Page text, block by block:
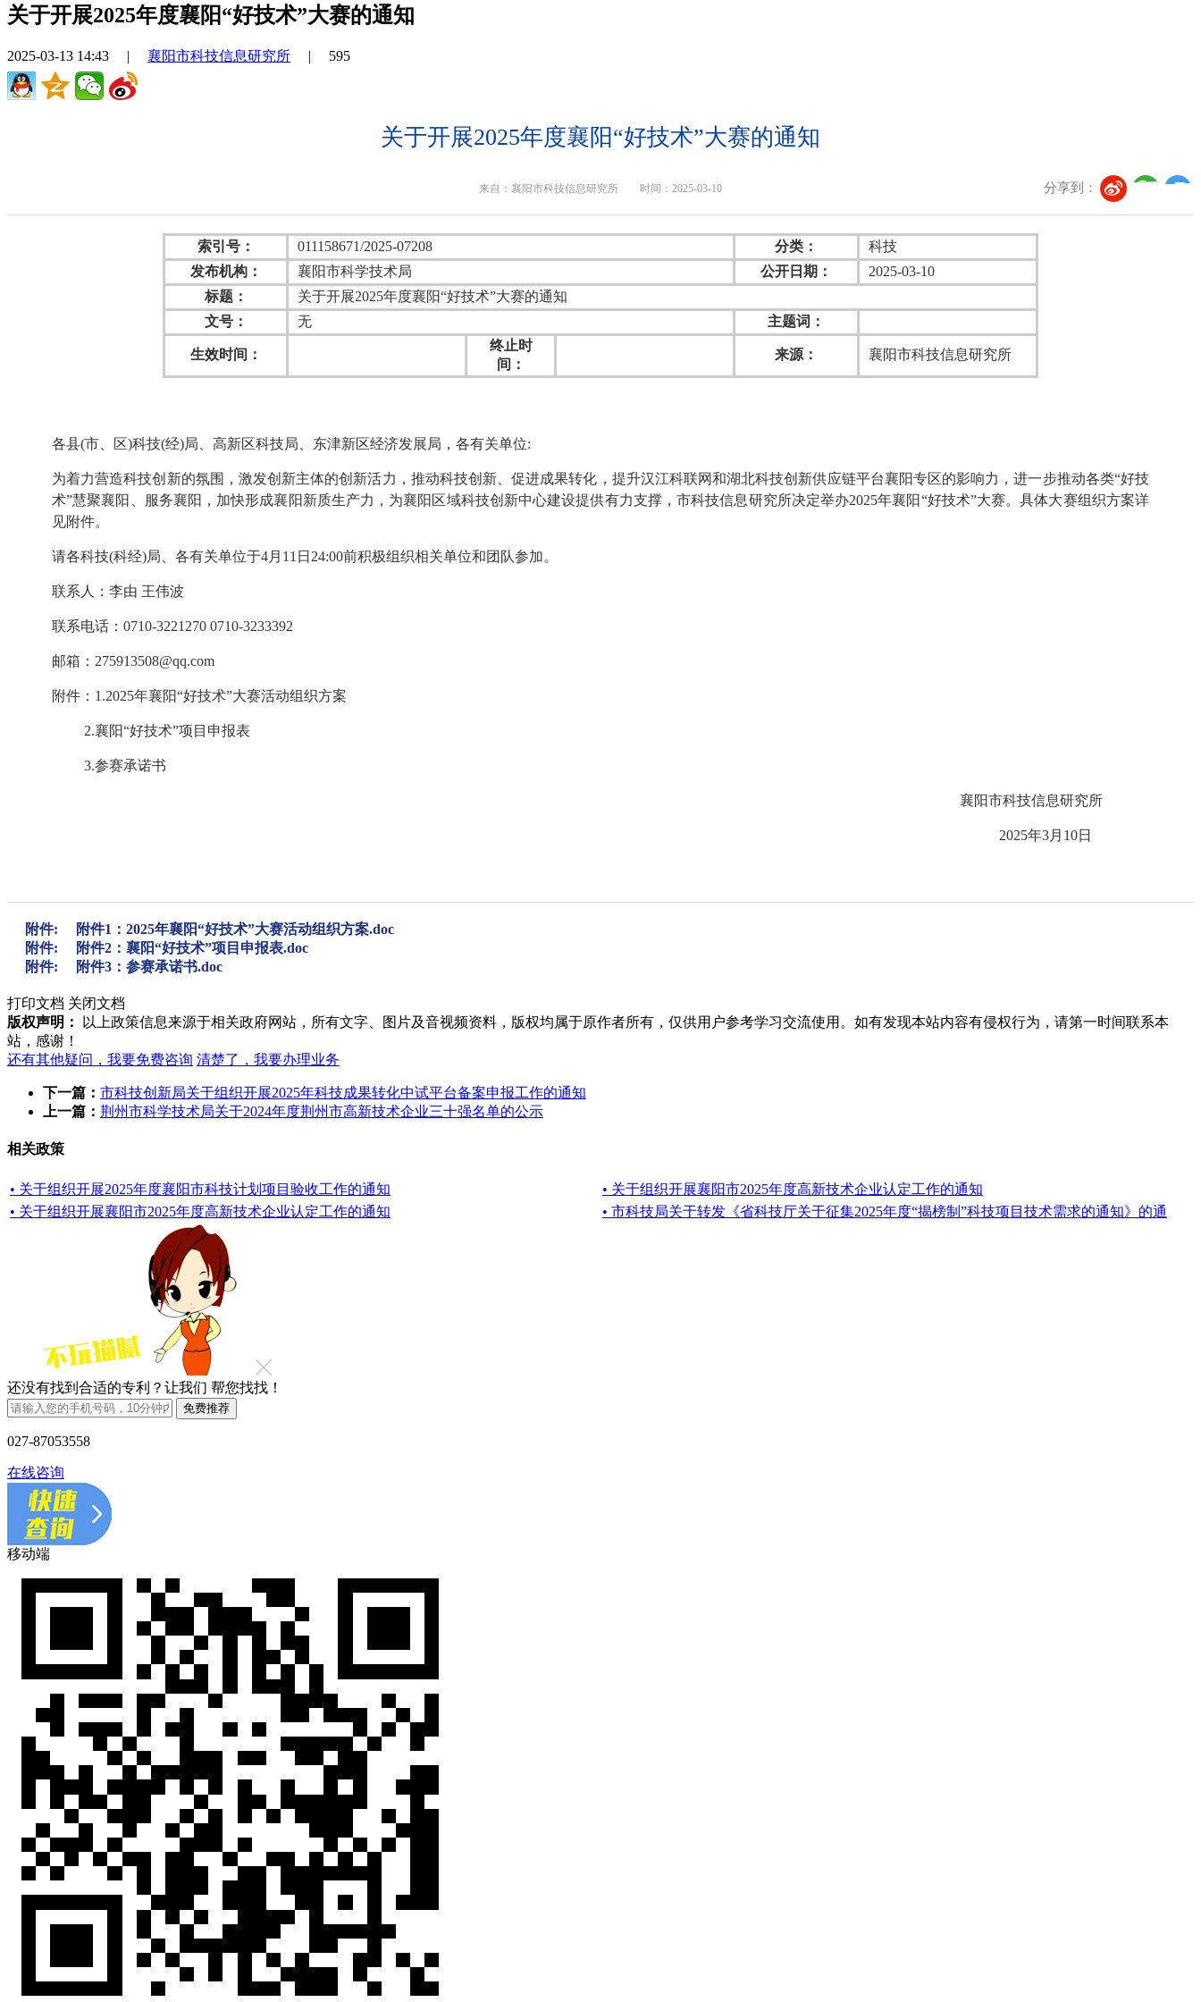
关于开展2025年度襄阳“好技术”大赛的通知
2025-03-13 14:43 | 襄阳市科技信息研究所 | 595
关于开展2025年度襄阳“好技术”大赛的通知
来自：襄阳市科技信息研究所 时间：2025-03-10 分享到：
索引号： 011158671/2025-07208 分类：
科技
发布机构：
襄阳市科学技术局 公开日期：
2025-03-10
标题：
关于开展2025年度襄阳“好技术”大赛的通知
文号：
无 主题词：
生效时间：
终止时
间：
来源： 襄阳市科技信息研究所
各县(市、区)科技(经)局、高新区科技局、东津新区经济发展局 ， 各有关单位:
为着力营造科技创新的氛围，激发创新主体的创新活力，推动科技创新、促进成果转化，提升汉江科联网和湖北科技创新供应链平台襄阳专区的影响力，进一步推动各类“好技
术”慧聚襄阳、服务襄阳，加快形成襄阳新质生产力，为襄阳区域科技创新中心建设提供有力支撑，市科技信息研究所决定举办2025年襄阳“好技术”大赛。具体大赛组织方案详
见附件。
请各科技(科经)局、各有关单位于4月11日24:00前积极组织相关单位和团队参加。
联系人：李由 王伟波
联系电话：0710-3221270 0710-3233392
邮箱：275913508@qq.com
附件： 1.2025年襄阳“好技术”大赛活动组织方案
2.襄阳“好技术”项目申报表
3.参赛承诺书
襄阳市科技信息研究所
2025年3月10日
附件:
附件1：2025年襄阳“好技术”大赛活动组织方案.doc
附件:
附件2：襄阳“好技术”项目申报表.doc
附件:
附件3：参赛承诺书.doc
打印文档 关闭文档
版权声明：
以上政策信息来源于相关政府网站，所有文字、图片及音视频资料，版权均属于原作者所有，仅供用户参考学习交流使用。如有发现本站内容有侵权行为，请第一时间联系本
站，感谢！
还有其他疑问，我要免费咨询 清楚了，我要办理业务
下一篇： 市科技创新局关于组织开展2025年科技成果转化中试平台备案申报工作的通知
上一篇： 荆州市科学技术局关于2024年度荆州市高新技术企业三十强名单的公示
相关政策
• 关于组织开展2025年度襄阳市科技计划项目验收工作的通知
• 关于组织开展襄阳市2025年度高新技术企业认定工作的通知
• 关于组织开展襄阳市2025年度高新技术企业认定工作的通知
• 市科技局关于转发《省科技厅关于征集2025年度“揭榜制”科技项目技术需求的通知》的通
还没有找到合适的专利？让我们 帮您找找！
027-87053558
在线咨询
移动端